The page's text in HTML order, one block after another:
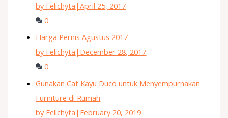
by Felichyta |April 25, 2017
0
Harga Pernis Agustus 2017
by Felichyta | December 28, 2017
0
Gunakan Cat Kayu Duco untuk Menyempurnakan
Furniture di Rumah
by Felichyta | February 20, 2019